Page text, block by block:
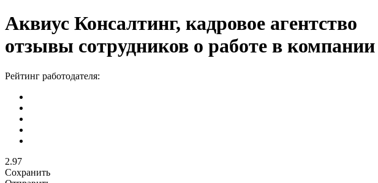
Аквиус Консалтинг, кадровое агентство
отзывы сотрудников о работе в компании
Рейтинг работодателя:
2.97
Сохранить